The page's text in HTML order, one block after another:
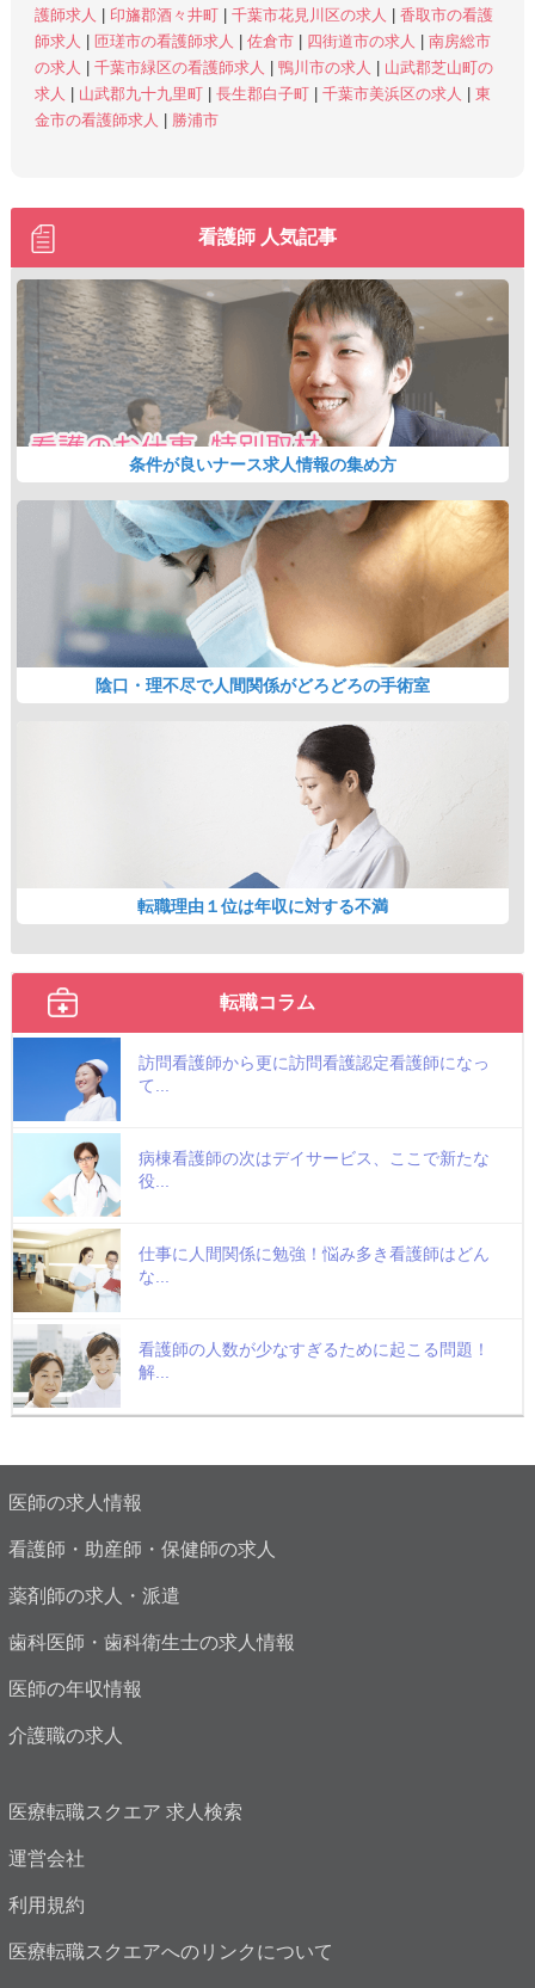
護師求人
印旛郡酒々井町 千葉市花見川区の求人
香取市の看護
師求人
匝瑳市の看護師求人 佐倉市 四街道市の求人
南房総市
の求人
千葉市緑区の看護師求人 鴨川市の求人
山武郡芝山町の
求人
山武郡九十九里町 長生郡白子町 千葉市美浜区の求人
東
金市の看護師求人
勝浦市
看護師 人気記事
条件が良いナース求人情報の集め方
陰口・理不尽で人間関係がどろどろの手術室
転職理由１位は年収に対する不満
転職コラム
訪問看護師から更に訪問看護認定看護師になっ
て...
病棟看護師の次はデイサービス、ここで新たな
役...
仕事に人間関係に勉強！悩み多き看護師はどん
な...
看護師の人数が少なすぎるために起こる問題！
解...
医師の求人情報
看護師・助産師・保健師の求人
薬剤師の求人・派遣
歯科医師・歯科衛生士の求人情報
医師の年収情報
介護職の求人
医療転職スクエア 求人検索
運営会社
利用規約
医療転職スクエアへのリンクについて